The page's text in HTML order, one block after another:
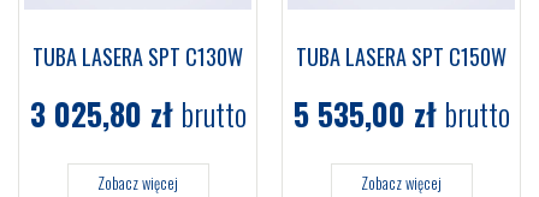
TUBA LASERA SPT C130W
3 025,80 zł brutto
Zobacz więcej
TUBA LASERA SPT C150W
5 535,00 zł brutto
Zobacz więcej